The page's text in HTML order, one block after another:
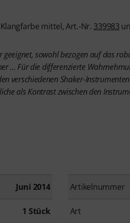
mittel, Art.-Nr. 339983
sowohl bezogen auf das
... Für die differenzierte
verschiedenen Shaker-
als Kontrast zwischen den
Juni 2014 Artikelnummer
1 Stück Art